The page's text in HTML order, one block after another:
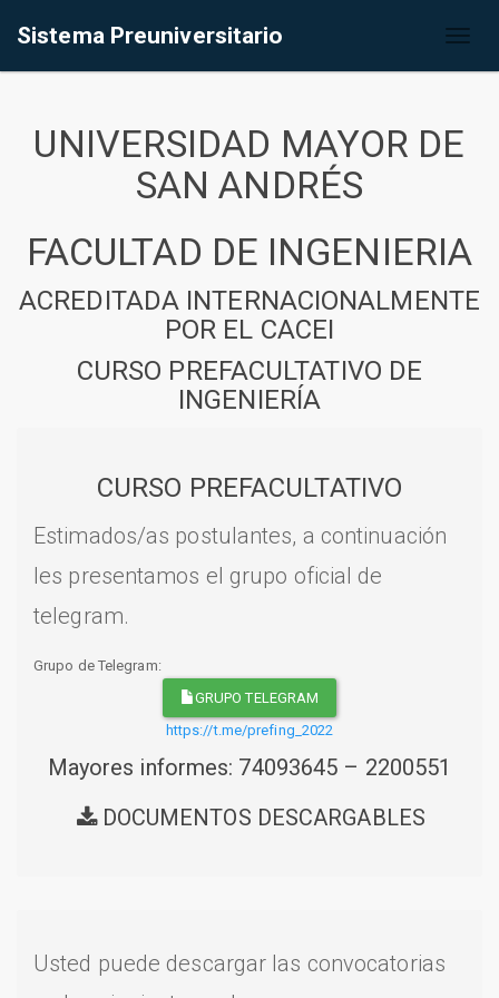
Sistema Preuniversitario
UNIVERSIDAD MAYOR DE
SAN ANDRÉS
FACULTAD DE INGENIERIA
ACREDITADA INTERNACIONALMENTE
POR EL CACEI
CURSO PREFACULTATIVO DE
INGENIERÍA
CURSO PREFACULTATIVO
Estimados/as postulantes, a continuación
les presentamos el grupo oficial de
telegram.
Grupo de Telegram:
GRUPO TELEGRAM
https://t.me/prefing_2022
Mayores informes: 74093645 – 2200551
DOCUMENTOS DESCARGABLES
Usted puede descargar las convocatorias